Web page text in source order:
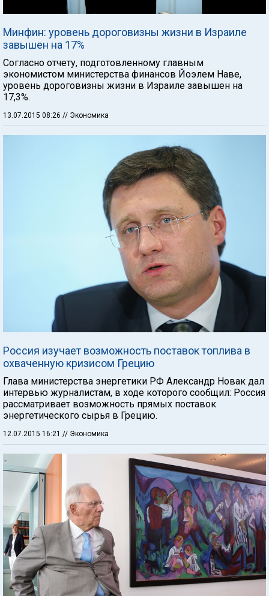
Минфин: уровень дороговизны жизни в Израиле
завышен на 17%
Согласно отчету, подготовленному главным
экономистом министерства финансов Йоэлем Наве,
уровень дороговизны жизни в Израиле завышен на
17,3%.
13.07.2015 08:26 // Экономика
Россия изучает возможность поставок топлива в
охваченную кризисом Грецию
Глава министерства энергетики РФ Александр Новак дал
интервью журналистам, в ходе которого сообщил: Россия
рассматривает возможность прямых поставок
энергетического сырья в Грецию.
12.07.2015 16:21 // Экономика